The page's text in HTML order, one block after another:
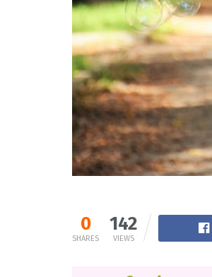
0
SHARES
142
VIEWS